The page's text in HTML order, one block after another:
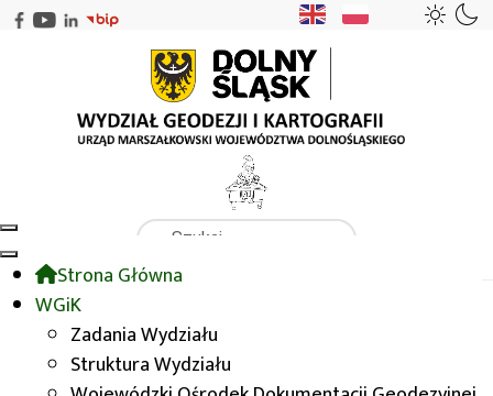
Szukaj
Strona Główna
WGiK
Zadania Wydziału
Struktura Wydziału
WGiK
Zasady udostępniania zasobu i opłaty